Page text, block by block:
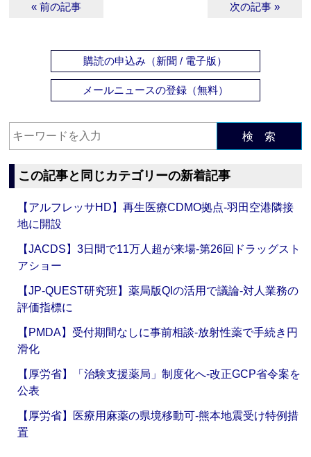
« 前の記事 次の記事 »
購読の申込み（新聞 / 電子版）
メールニュースの登録（無料）
検 索
この記事と同じカテゴリーの新着記事
【アルフレッサHD】再生医療CDMO拠点‐羽田空港隣接
地に開設
【JACDS】3日間で11万人超が来場‐第26回ドラッグスト
アショー
【JP-QUEST研究班】薬局版QIの活用で議論‐対人業務の
評価指標に
【PMDA】受付期間なしに事前相談‐放射性薬で手続き円
滑化
【厚労省】「治験支援薬局」制度化へ‐改正GCP省令案を
公表
【厚労省】医療用麻薬の県境移動可‐熊本地震受け特例措
置